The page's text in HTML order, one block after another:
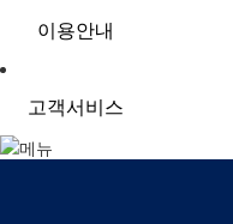
이용안내
고객서비스